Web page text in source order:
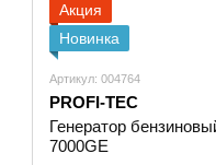
Акция
Новинка
Артикул: 004764
PROFI-TEC
Генератор
7000GE